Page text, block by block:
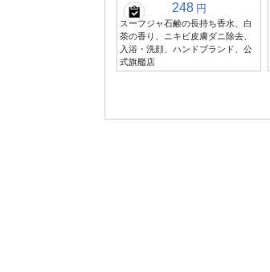
248 円
スーフジャ石鹸の長持ち香水、白
茶の香り、ニキビ皮膚ダニ除去、
入浴・洗顔、ハンドブランド、公
式旗艦店